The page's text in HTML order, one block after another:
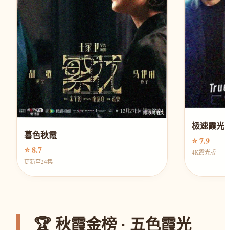
暮色秋霞
⭐ 8.7
更新至24集
极速霞光
⭐ 7.9
4K霞光版
🏆 秋霞金榜 · 五色霞光